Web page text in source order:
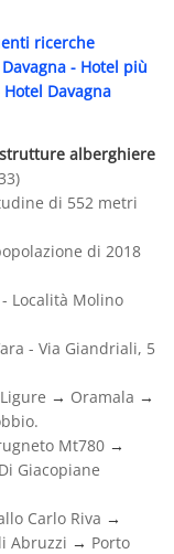
ricerche
- Hotel più
Hotel Davagna
alberghiere
di 552 metri
di 2018
Località Molino
- Via Giandriali, 5
→ Oramala →
Mt780 →
Giacopiane
Carlo Riva →
Abruzzi → Porto